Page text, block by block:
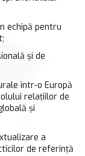
echipă pentru
şi de
într-o Europă
relaţiilor de
şi
a
de referinţă